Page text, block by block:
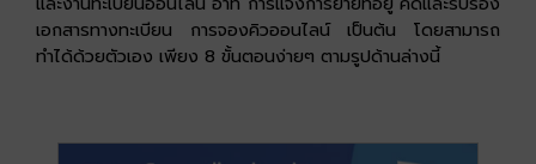
เอกสารทางทะเบียน การจองคิวออนไลน์ เป็นต้น โดยสามารถ
ทำได้ด้วยตัวเอง เพียง 8 ขั้นตอนง่ายๆ ตามรูปด้านล่างนี้